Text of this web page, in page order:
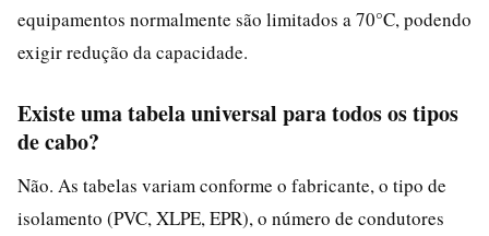
equipamentos normalmente são limitados a 70°C, podendo
exigir redução da capacidade.
Existe uma tabela universal para todos os tipos
de cabo?
Não. As tabelas variam conforme o fabricante, o tipo de
isolamento (PVC, XLPE, EPR), o número de condutores